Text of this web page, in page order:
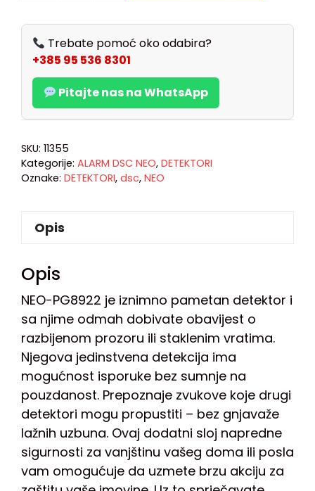
Trebate pomoć oko odabira?
+385 95 536 8301
Pitajte nas na WhatsApp
SKU: 11355
Kategorije: ALARM DSC NEO, DETEKTORI
Oznake: DETEKTORI, dsc, NEO
Opis
Opis
NEO-PG8922 je iznimno pametan detektor i
sa njime odmah dobivate obavijest o
razbijenom prozoru ili staklenim vratima.
Njegova jedinstvena detekcija ima
mogućnost isporuke bez sumnje na
pouzdanost. Prepoznaje zvukove koje drugi
detektori mogu propustiti – bez gnjavaže
lažnih uzbuna. Ovaj dodatni sloj napredne
sigurnosti za vanjštinu vašeg doma ili posla
vam omogućuje da uzmete brzu akciju za